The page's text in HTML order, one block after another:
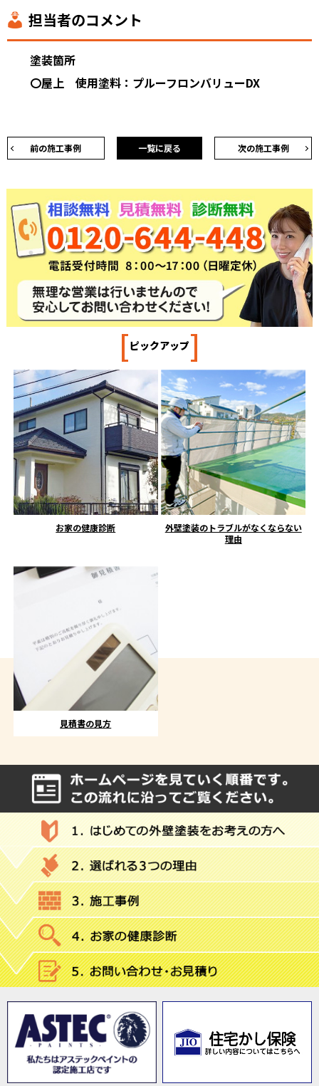
担当者のコメント
塗装箇所
〇屋上 使用塗料：プルーフロンバリューDX
前の施工事例 次の施工事例
一覧に戻る
[ピックアップ]
お家の健康診断
外壁塗装のトラブルがなくならない
理由
見積書の見方